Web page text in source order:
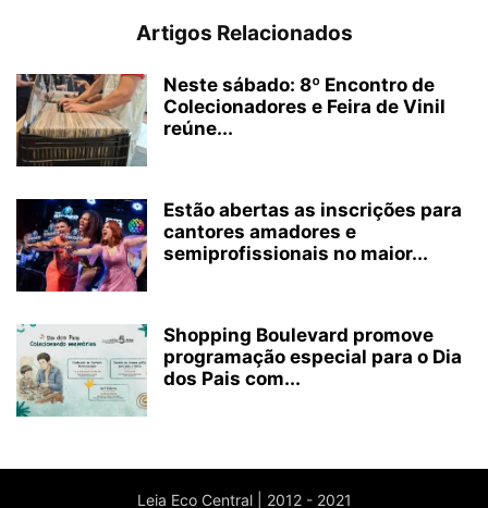
Artigos Relacionados
Neste sábado: 8º Encontro de
Colecionadores e Feira de Vinil
reúne...
Estão abertas as inscrições para
cantores amadores e
semiprofissionais no maior...
Shopping Boulevard promove
programação especial para o Dia
dos Pais com...
Leia Eco Central | 2012 - 2021